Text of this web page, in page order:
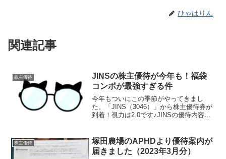
ひゃはりん
関連記事
株主優待
JINSの株主優待が今年も！福袋
コンボが最強すぎる件
今年もついにこの季節がやってきまし
た。「JINS（3046）」から株主優待券が
到着！視力は2.0です♪JINSの優待内容毎
るというものです。この優待券、JINS...
株主優待
塚田農場のAPHDより優待案内が
届きました（2023年3月分）